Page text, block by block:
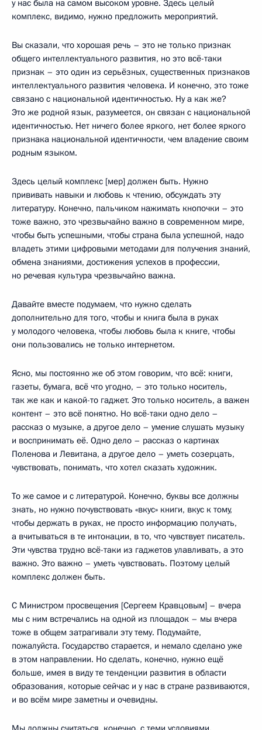
у нас была на самом высоком уровне. Здесь целый
комплекс, видимо, нужно предложить мероприятий.
Вы сказали, что хорошая речь – это не только признак
общего интеллектуального развития, но это всё-таки
признак – это один из серьёзных, существенных признаков
интеллектуального развития человека. И конечно, это тоже
связано с национальной идентичностью. Ну а как же?
Это же родной язык, разумеется, он связан с национальной
идентичностью. Нет ничего более яркого, нет более яркого
признака национальной идентичности, чем владение своим
родным языком.
Здесь целый комплекс [мер] должен быть. Нужно
прививать навыки и любовь к чтению, обсуждать эту
литературу. Конечно, пальчиком нажимать кнопочки – это
тоже важно, это чрезвычайно важно в современном мире,
чтобы быть успешными, чтобы страна была успешной, надо
владеть этими цифровыми методами для получения знаний,
обмена знаниями, достижения успехов в профессии,
но речевая культура чрезвычайно важна.
Давайте вместе подумаем, что нужно сделать
дополнительно для того, чтобы и книга была в руках
у молодого человека, чтобы любовь была к книге, чтобы
они пользовались не только интернетом.
Ясно, мы постоянно же об этом говорим, что всё: книги,
газеты, бумага, всё что угодно, – это только носитель,
так же как и какой-то гаджет. Это только носитель, а важен
контент – это всё понятно. Но всё-таки одно дело –
рассказ о музыке, а другое дело – умение слушать музыку
и воспринимать её. Одно дело – рассказ о картинах
Поленова и Левитана, а другое дело – уметь созерцать,
чувствовать, понимать, что хотел сказать художник.
То же самое и с литературой. Конечно, буквы все должны
знать, но нужно почувствовать «вкус» книги, вкус к тому,
чтобы держать в руках, не просто информацию получать,
а вчитываться в те интонации, в то, что чувствует писатель.
Эти чувства трудно всё-таки из гаджетов улавливать, а это
важно. Это важно – уметь чувствовать. Поэтому целый
комплекс должен быть.
С Министром просвещения [Сергеем Кравцовым] – вчера
мы с ним встречались на одной из площадок – мы вчера
тоже в общем затрагивали эту тему. Подумайте,
пожалуйста. Государство старается, и немало сделано уже
в этом направлении. Но сделать, конечно, нужно ещё
больше, имея в виду те тенденции развития в области
образования, которые сейчас и у нас в стране развиваются,
и во всём мире заметны и очевидны.